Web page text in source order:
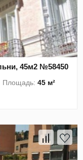
45м2 №58450
Площадь:45 м²